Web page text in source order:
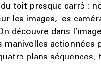
toit presque carré :
les images, les
découvre dans
actionnées
plans séquences,